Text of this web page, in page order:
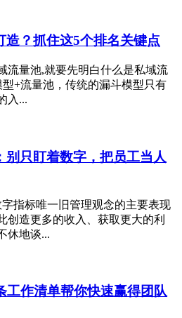
造？抓住这5个排名关键点
流量池,就要先明白什么是私域流
+流量池，传统的漏斗模型只有
入...
别只盯着数字，把员工当人
指标唯一旧管理观念的主要表现
创造更多的收入、获取更大的利
休地谈...
工作清单帮你快速赢得团队